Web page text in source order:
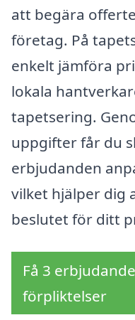
att begära
företag. På
enkelt jämföra
lokala
tapetsering.
uppgifter får du
erbjudanden
vilket hjälper dig
beslutet för ditt
Få 3
förpliktelser